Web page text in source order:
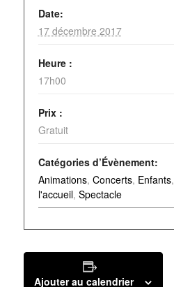
Date:
17 décembre 2017
Heure :
17h00
Prix :
Gratuit
Catégories d’Évènement:
Animations, Concerts, Enfants,
l'accueil, Spectacle
Ajouter au calendrier